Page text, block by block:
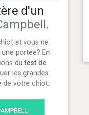
d'un
et vous ne
portée? En
dutest de
les grandes
de votre chiot.